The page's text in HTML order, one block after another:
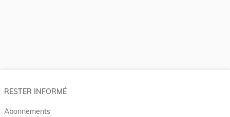
RESTER INFORMÉ
Abonnements